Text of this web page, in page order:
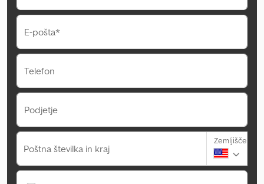
E-pošta*
Telefon
Podjetje
Poštna številka in kraj
Zemljišče